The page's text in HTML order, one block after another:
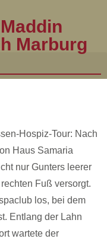
Marburg
Hospiz-Tour: Nach
Haus Samaria
nur Gunters leerer
Fuß versorgt.
los, bei dem
Entlang der Lahn
wartete der